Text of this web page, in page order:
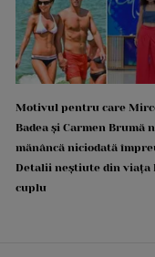
Motivul pentru care
Badea și Carmen Brumă
mănâncă niciodată
Detalii neștiute din viața
cuplu